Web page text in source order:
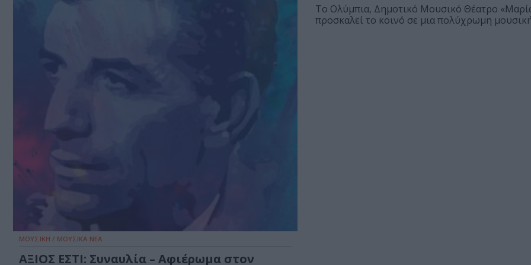
ΜΟΥΣΙΚΗ / ΜΟΥΣΙΚΑ ΝΕΑ
ΑΞΙΟΣ ΕΣΤΙ: Συναυλία – Αφιέρωμα στον
Το Ολύμπια, Δημοτικό Μουσικό Θέατρο
προσκαλεί το κοινό σε μια πολύχρωμη